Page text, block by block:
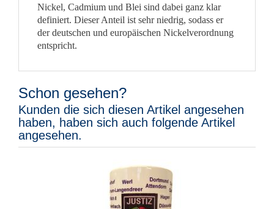
Nickel, Cadmium und Blei sind dabei ganz klar
definiert. Dieser Anteil ist sehr niedrig, sodass er
der deutschen und europäischen Nickelverordnung
entspricht.
Schon gesehen?
Kunden die sich diesen Artikel angesehen
haben, haben sich auch folgende Artikel
angesehen.